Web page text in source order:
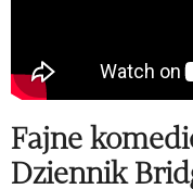
Fajne
Dziennik